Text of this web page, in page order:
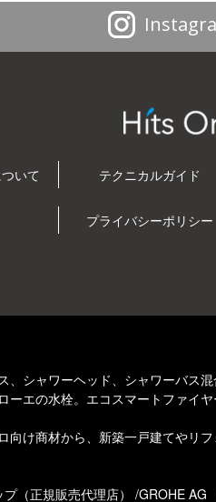
いて テクニカルガイド
プライバシーポリシー
、シャワーヘッド、シャワーバス
ーエの水栓。エコスマートファイ
け商材から、新築一戸建てやリ
（正規販売代理店） /GROHE